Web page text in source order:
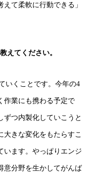
て柔軟に行動できる」
えてください。
いくことです。今年の4
作業にも携わる予定で
ずつ内製化していこうと
大きな変化をもたらすこ
います。やっぱりエンジ
意分野を生かしてがんば